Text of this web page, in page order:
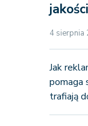
jakości
4 sierpnia
Jak
pomaga
trafiają